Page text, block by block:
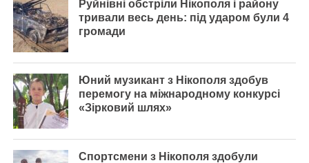
Руйнівні обстріли Нікополя і району
тривали весь день: під ударом були 4
громади
Юний музикант з Нікополя здобув
перемогу на міжнародному конкурсі
«Зірковий шлях»
Спортсмени з Нікополя здобули